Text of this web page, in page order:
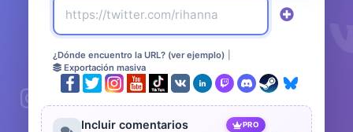
¿Dónde encuentro la URL? (ver ejemplo)
Exportación masiva
Incluir comentarios
PRO